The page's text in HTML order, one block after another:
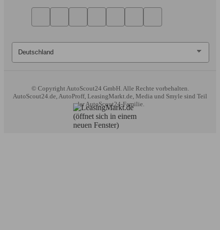
© Copyright AutoScout24 GmbH. Alle Rechte vorbehalten.
AutoScout24.de, AutoProff, LeasingMarkt.de, Media und Smyle sind Teil
der AutoScout24-Familie.